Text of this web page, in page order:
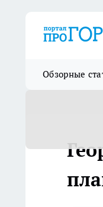
Обзорные